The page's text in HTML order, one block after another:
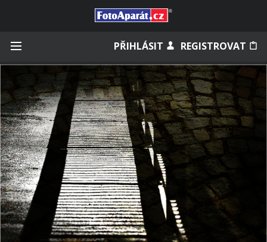
PŘIHLÁSIT REGISTROVAT
Zapamatovat
Zapomněli jste heslo?
Měli jste účet na starém webu?